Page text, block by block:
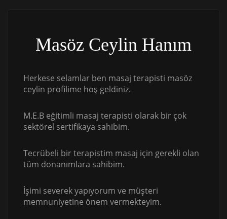
Masöz Ceylin Hanım
Herkese selamlar ben masaj terapisti masöz
ceylin profilime hoş geldiniz.
M.E.B eğitimli masaj terapisti olarak bir çok
sektörel sertifikaya sahibim.
Tecrübeli bir terapistim masaj için gerekli olan
tüm donanımlara sahibim.
İşimi severek yapıyorum ve müşteri
memnuniyetine önem vermekteyim.